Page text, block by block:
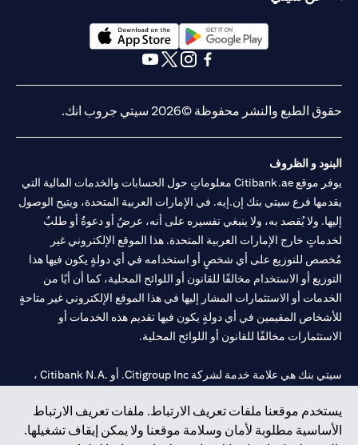
يستخدم موقعنا ملفات تعريف الارتباط. ملفات تعريف الارتباط
الأساسية مطلوبة لأمان وسلامة موقعنا ولا يمكن إيقاف تشغيلها.
opens in a new tab
opens in a new tab
حقوق الطبع والنشر محفوظة ©2026 سيتي جروب انك.
البنود و الظروف
يوفر موقع Citibank.ae معلوماتٍ حول الحسابات والخدمات المالية التي
يقدمها فرع سيتي بنك إن.إيه. في الإمارات العربية المتحدة، ويتيح الوصول
إليها. ولا يُقصد به، ولا ينبغي تفسيره على أنه، عرضٌ أو دعوةٌ أو طلبٌ
لخدماتٍ خارج الإمارات العربية المتحدة. هذا الموقع الإلكتروني غير
مُخصص للتوزيع على أي شخصٍ أو استخدامه في أي دولةٍ يكون فيها هذا
التوزيع أو الاستخدام مخالفًا للقانون أو اللوائح المحلية، كما أن أيًا من
الخدمات أو الاستثمارات المشار إليها في هذا الموقع الإلكتروني غير متاحةٍ
للأشخاص المقيمين في أي دولةٍ يكون فيها تقديم هذه الخدمات أو
الاستثمارات مخالفًا للقانون أو اللوائح المحلية.
سيتي بنك هي علامة خدمة لشركة Citigroup Inc. أو .Citibank N.A ،
سيتي بنك إن. إيه. الإمارات مسجل لدى مصرف الإمارات المركزي تحت